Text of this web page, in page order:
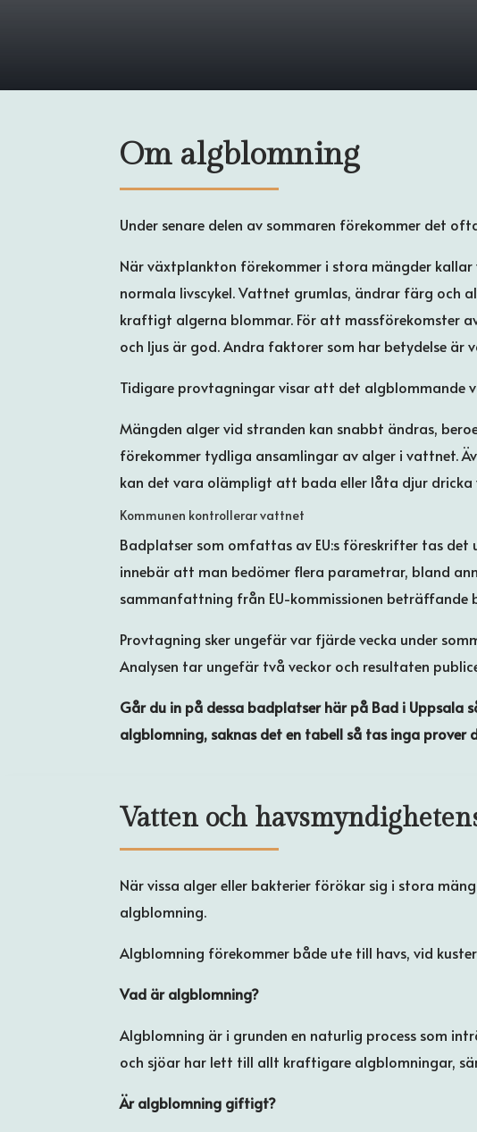
Om algblomning
Under senare delen av sommaren förekommer det
När växtplankton förekommer i stora mängder
normala livscykel. Vattnet grumlas, ändrar färg och
kraftigt algerna blommar. För att massförekomster
och ljus är god. Andra faktorer som har betydelse
Tidigare provtagningar visar att det algblommande
Mängden alger vid stranden kan snabbt ändras,
förekommer tydliga ansamlingar av alger i vattnet.
kan det vara olämpligt att bada eller låta djur
Kommunen kontrollerar vattnet
Badplatser som omfattas av EU:s föreskrifter tas
innebär att man bedömer flera parametrar, bland
sammanfattning från EU-kommissionen beträffande
Provtagning sker ungefär var fjärde vecka under
Analysen tar ungefär två veckor och resultaten
Går du in på dessa badplatser här på Bad i Uppsala
algblomning, saknas det en tabell så tas inga
Vatten och
När vissa alger eller bakterier förökar sig i stora
algblomning.
Algblomning förekommer både ute till havs, vid
Vad är algblomning?
Algblomning är i grunden en naturlig process som
och sjöar har lett till allt kraftigare algblomningar,
Är algblomning giftigt?